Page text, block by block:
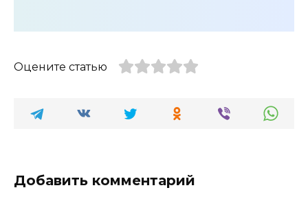
Оцените статью
Добавить комментарий